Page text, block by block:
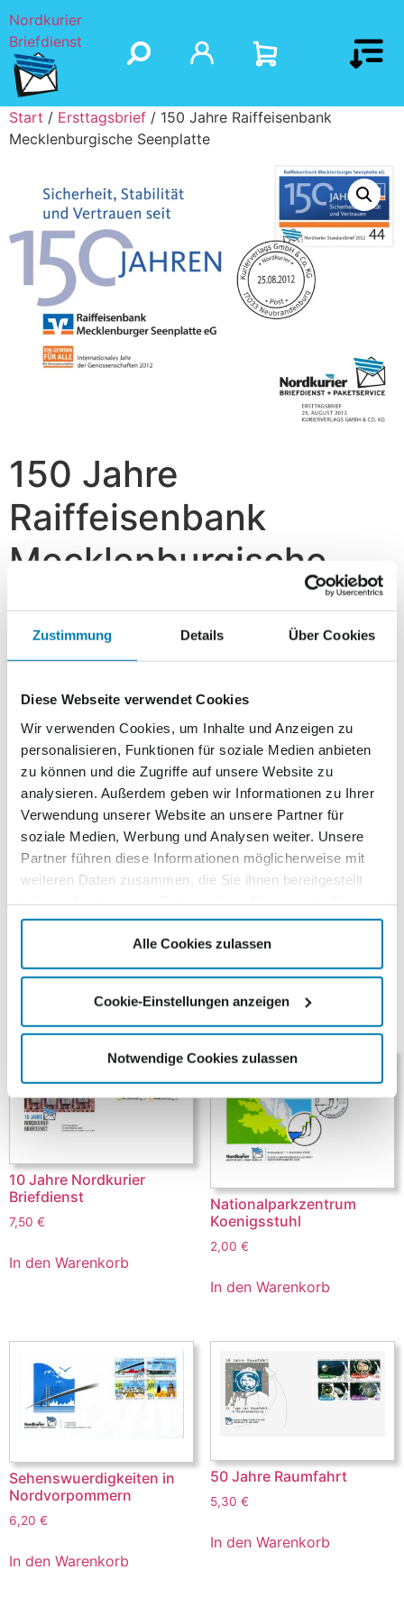
Zustimmung Details Über Cookies
Diese Webseite verwendet Cookies
Wir verwenden Cookies, um Inhalte und Anzeigen zu
personalisieren, Funktionen für soziale Medien anbieten
zu können und die Zugriffe auf unsere Website zu
analysieren. Außerdem geben wir Informationen zu Ihrer
Verwendung unserer Website an unsere Partner für
soziale Medien, Werbung und Analysen weiter. Unsere
Partner führen diese Informationen möglicherweise mit
weiteren Daten zusammen, die Sie ihnen bereitgestellt
gesammelt haben.
Alle Cookies zulassen
Cookie-Einstellungen anzeigen
Notwendige Cookies zulassen
Nordkurier
Briefdienst
Start / Ersttagsbrief / 150 Jahre Raiffeisenbank
Mecklenburgische Seenplatte
150 Jahre
Raiffeisenbank
Mecklenburgische
Seenplatte
In den Warenkorb
Beschreibung
Beschreibung
Raiffeisenbank Mecklenburger Seenplatte, gab der
Kurierverlag in Zusammenarbeit mit der Raiffeisenbank
Ähnliche Produkte
10 Jahre Nordkurier
Briefdienst
7,50 €
In den Warenkorb
Nationalparkzentrum
Koenigsstuhl
2,00 €
In den Warenkorb
Sehenswuerdigkeiten in
Nordvorpommern
6,20 €
In den Warenkorb
50 Jahre Raumfahrt
5,30 €
In den Warenkorb